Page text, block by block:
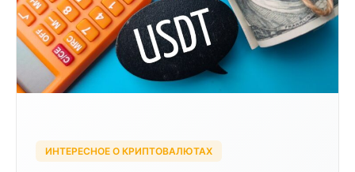
ИНТЕРЕСНОЕ О КРИПТОВАЛЮТАХ